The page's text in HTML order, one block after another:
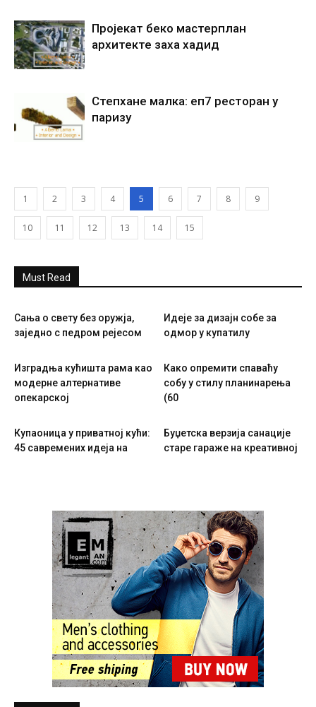
Пројекат беко мастерплан
архитекте заха хадид
Степхане малка: еп7 ресторан у
паризу
1 2 3 4 5 6 7 8 9
10 11 12 13 14 15
Must Read
Сања о свету без оружја,
заједно с педром рејесом
Идеје за дизајн собе за
одмор у купатилу
Изградња кућишта рама као
модерне алтернативе
опекарској
Како опремити спаваћу
собу у стилу планинарења
(60
Купаоница у приватној кући:
45 савремених идеја на
Буџетска верзија санације
старе гараже на креативној